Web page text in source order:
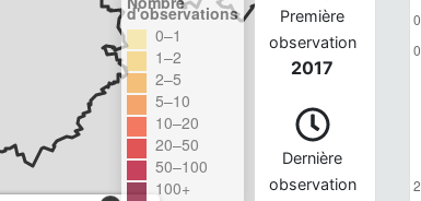
d'observations
0–1
1–2
2–5
5–10
10–20
20–50
50–100
100+
Première
observation
2017
Dernière
observation